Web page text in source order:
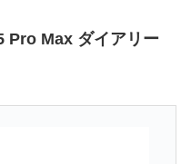
Pro Max ダイアリー